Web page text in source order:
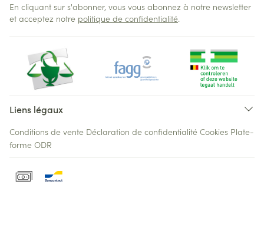
En cliquant sur s'abonner, vous vous abonnez à notre newsletter
et acceptez notre politique de confidentialité.
Liens légaux
Conditions de vente Déclaration de confidentialité Cookies Plate-
forme ODR